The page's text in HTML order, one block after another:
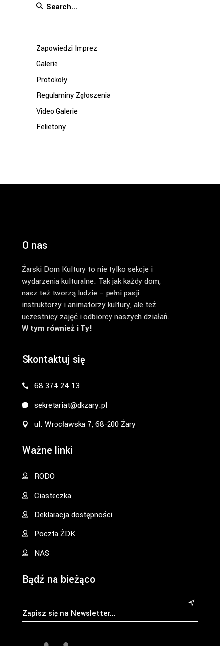
Search
Zapowiedzi Imprez
Galerie
Protokoły
Regulaminy Zgłoszenia
Video Galerie
Felietony
O nas
Żarski Dom Kultury to nie tylko sekcje i
wydarzenia kulturalne. Tak jak każdy dom,
nasz też tworzą ludzie – pełni pasji
instruktorzy i animatorzy kultury, ale też
uczestnicy zajęć i odbiorcy naszych działań.
W tym również i Ty!
Skontaktuj się
68 374 24 13
sekretariat@dkzary.pl
ul. Wrocławska 7, 68-200 Żary
Ważne linki
RODO
Ciasteczka
Deklaracja dostępności
Poczta ŻDK
NAS
Bądź na bieżąco
&